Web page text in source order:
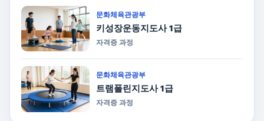
문화체육관광부
키성장운동지도사 1급
자격증 과정
문화체육관광부
트램폴린지도사 1급
자격증 과정